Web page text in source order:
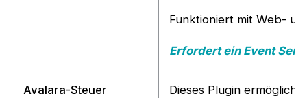
Funktioniert mit Web-
Erfordert ein Event
Avalara-Steuer
Dieses Plugin ermöglicht